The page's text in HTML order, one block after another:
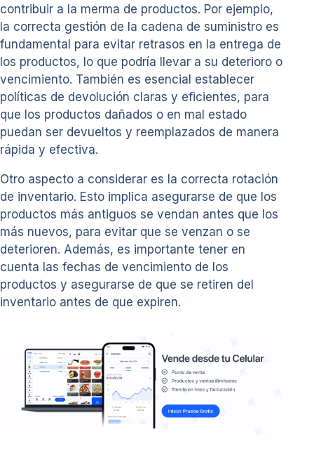
contribuir a la merma de productos. Por ejemplo,
la correcta gestión de la cadena de suministro es
fundamental para evitar retrasos en la entrega de
los productos, lo que podría llevar a su deterioro o
vencimiento. También es esencial establecer
políticas de devolución claras y eficientes, para
que los productos dañados o en mal estado
puedan ser devueltos y reemplazados de manera
rápida y efectiva.
Otro aspecto a considerar es la correcta rotación
de inventario. Esto implica asegurarse de que los
productos más antiguos se vendan antes que los
más nuevos, para evitar que se venzan o se
deterioren. Además, es importante tener en
cuenta las fechas de vencimiento de los
productos y asegurarse de que se retiren del
inventario antes de que expiren.